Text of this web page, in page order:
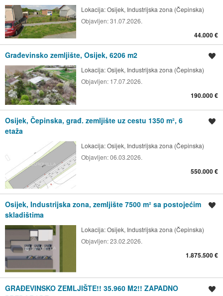
Lokacija:Osijek, Industrijska zona (Čepinska)
Objavljen:31.07.2026.
44.000 €
Građevinsko zemljište, Osijek, 6206 m2
Lokacija:Osijek, Industrijska zona (Čepinska)
Objavljen: 17.07.2026.
190.000 €
Osijek, Čepinska, građ. zemljište uz cestu 1350 m², 6
etaža
Lokacija:Osijek, Industrijska zona (Čepinska)
Objavljen:06.03.2026.
550.000 €
Osijek, Industrijska zona, zemljište 7500 m² sa postojećim
skladištima
Lokacija:Osijek, Industrijska zona (Čepinska)
Objavljen:23.02.2026.
1.875.500 €
GRAĐEVINSKO ZEMLJIŠTE!! 35.960 M2!! ZAPADNO